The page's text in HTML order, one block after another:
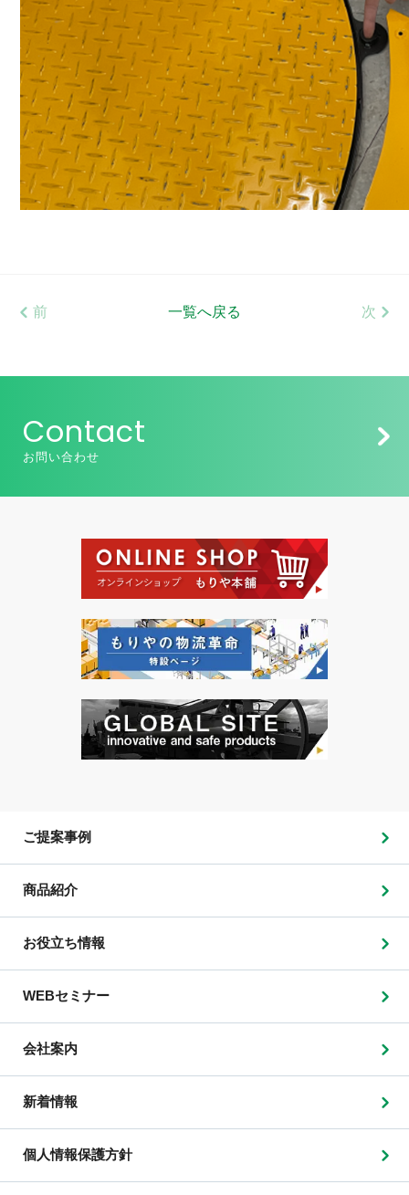
前 一覧へ戻る 次
Contact
お問い合わせ
ご提案事例
商品紹介
お役立ち情報
WEBセミナー
会社案内
新着情報
個人情報保護方針